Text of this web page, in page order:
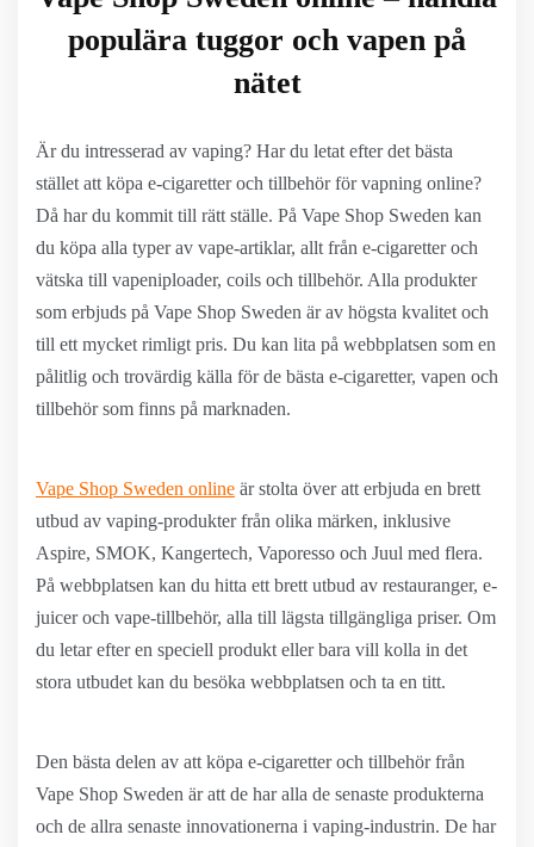
populära tuggor och vapen på
nätet
Är du intresserad av vaping? Har du letat efter det bästa
stället att köpa e-cigaretter och tillbehör för vapning online?
Då har du kommit till rätt ställe. På Vape Shop Sweden kan
du köpa alla typer av vape-artiklar, allt från e-cigaretter och
vätska till vapeniploader, coils och tillbehör. Alla produkter
som erbjuds på Vape Shop Sweden är av högsta kvalitet och
till ett mycket rimligt pris. Du kan lita på webbplatsen som en
pålitlig och trovärdig källa för de bästa e-cigaretter, vapen och
tillbehör som finns på marknaden.
Vape Shop Sweden online är stolta över att erbjuda en brett
utbud av vaping-produkter från olika märken, inklusive
Aspire, SMOK, Kangertech, Vaporesso och Juul med flera.
På webbplatsen kan du hitta ett brett utbud av restauranger, e-
juicer och vape-tillbehör, alla till lägsta tillgängliga priser. Om
du letar efter en speciell produkt eller bara vill kolla in det
stora utbudet kan du besöka webbplatsen och ta en titt.
Den bästa delen av att köpa e-cigaretter och tillbehör från
Vape Shop Sweden är att de har alla de senaste produkterna
och de allra senaste innovationerna i vaping-industrin. De har